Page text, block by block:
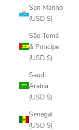
San Marino
(USD $)
São Tomé
& Príncipe
(USD $)
Saudi
Arabia
(USD $)
Senegal
(USD $)